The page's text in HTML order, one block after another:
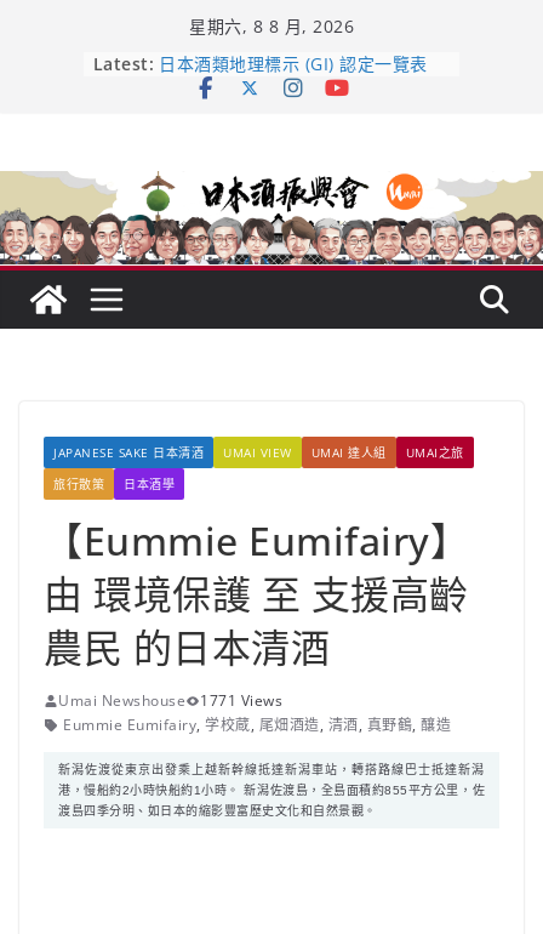
星期六, 8 8 月, 2026
Latest: 龜之井酒造：口說上手 – 山形純米大
吟釀的堅持與傳承 ～ くどき上手
日本酒類地理標示 (GI) 認定一覽表
響 𝟭𝟮 年 復活了!
【酒業商戰】130年老酒藏殺入股票
市場！梅乃宿上市背後的密碼
JAPANESE SAKE 日本清酒 UMAI VIEW UMAI 達人組
UMAI之旅
旅行散策
日本酒學
【Eummie Eumifairy】
由 環境保護 至 支援高齡
農民 的日本清酒
Umai Newshouse
1771 Views
Eummie Eumifairy, 学校蔵, 尾畑酒造, 清酒, 真野鶴, 釀造
新潟佐渡從東京出發乘上越新幹線抵達新潟車站，轉搭路線巴士抵達新潟
港，慢船約2小時快船約1小時。 新潟佐渡島，全島面積約855平方公里，佐
渡島四季分明、如日本的縮影豐富歷史文化和自然景觀。